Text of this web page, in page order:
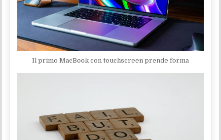
Il primo MacBook con touchscreen prende forma